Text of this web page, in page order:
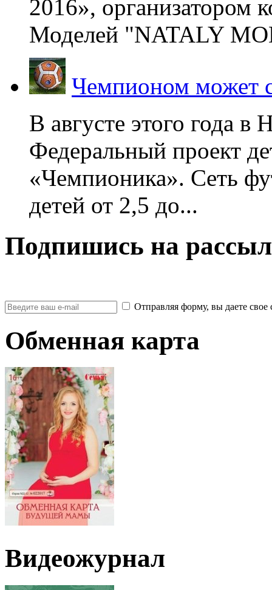
2016», организатором
Моделей "NATALY
Чемпионом может
В августе этого года
Федеральный проект
«Чемпионика». Сеть
детей от 2,5 до...
Подпишись на
Отправляя форму, вы даете
Обменная карта
Видеожурнал